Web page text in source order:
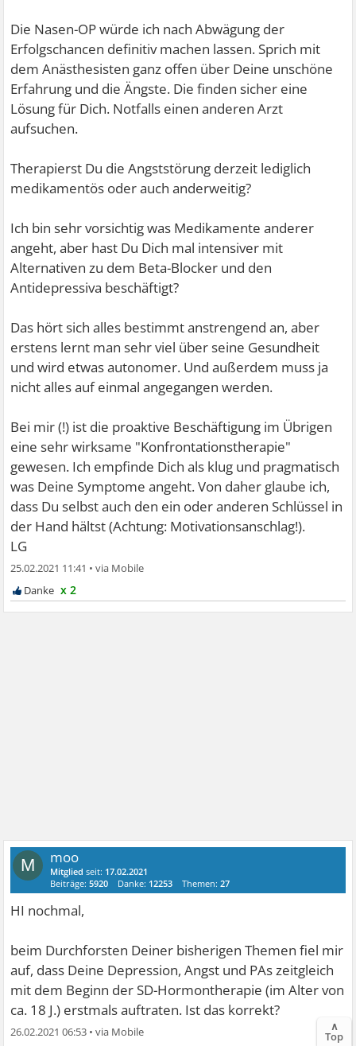
Die Nasen-OP würde ich nach Abwägung der
Erfolgschancen definitiv machen lassen. Sprich mit
dem Anästhesisten ganz offen über Deine unschöne
Erfahrung und die Ängste. Die finden sicher eine
Lösung für Dich. Notfalls einen anderen Arzt
aufsuchen.
Therapierst Du die Angststörung derzeit lediglich
medikamentös oder auch anderweitig?
Ich bin sehr vorsichtig was Medikamente anderer
angeht, aber hast Du Dich mal intensiver mit
Alternativen zu dem Beta-Blocker und den
Antidepressiva beschäftigt?
Das hört sich alles bestimmt anstrengend an, aber
erstens lernt man sehr viel über seine Gesundheit
und wird etwas autonomer. Und außerdem muss ja
nicht alles auf einmal angegangen werden.
Bei mir (!) ist die proaktive Beschäftigung im Übrigen
eine sehr wirksame "Konfrontationstherapie"
gewesen. Ich empfinde Dich als klug und pragmatisch
was Deine Symptome angeht. Von daher glaube ich,
dass Du selbst auch den ein oder anderen Schlüssel in
der Hand hältst (Achtung: Motivationsanschlag!).
LG
25.02.2021 11:41 •
x 2
M moo
Mitglied seit: 17.02.2021
Beiträge:5920 Danke: 12253 Themen:27
HI nochmal,
beim Durchforsten Deiner bisherigen Themen fiel mir
auf, dass Deine Depression, Angst und PAs zeitgleich
mit dem Beginn der SD-Hormontherapie (im Alter von
ca. 18 J.) erstmals auftraten. Ist das korrekt?
26.02.2021 06:53 • ∧
Top